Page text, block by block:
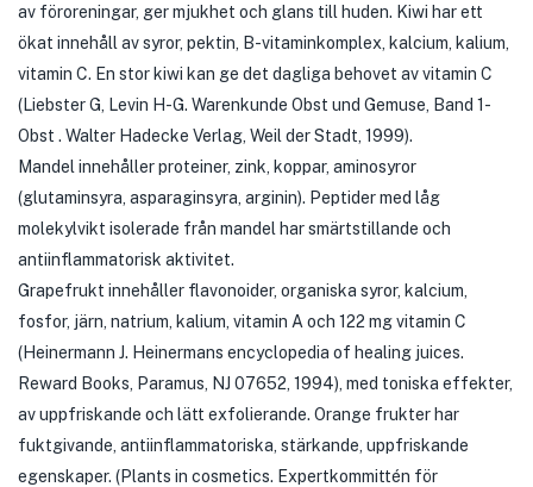
av föroreningar, ger mjukhet och glans till huden. Kiwi har ett
ökat innehåll av syror, pektin, B-vitaminkomplex, kalcium, kalium,
vitamin C. En stor kiwi kan ge det dagliga behovet av vitamin C
(Liebster G, Levin H-G. Warenkunde Obst und Gemuse, Band 1-
Obst . Walter Hadecke Verlag, Weil der Stadt, 1999).
Mandel innehåller proteiner, zink, koppar, aminosyror
(glutaminsyra, asparaginsyra, arginin). Peptider med låg
molekylvikt isolerade från mandel har smärtstillande och
antiinflammatorisk aktivitet.
Grapefrukt innehåller flavonoider, organiska syror, kalcium,
fosfor, järn, natrium, kalium, vitamin A och 122 mg vitamin C
(Heinermann J. Heinermans encyclopedia of healing juices.
Reward Books, Paramus, NJ 07652, 1994), med toniska effekter,
av uppfriskande och lätt exfolierande. Orange frukter har
fuktgivande, antiinflammatoriska, stärkande, uppfriskande
egenskaper. (Plants in cosmetics. Expertkommittén för